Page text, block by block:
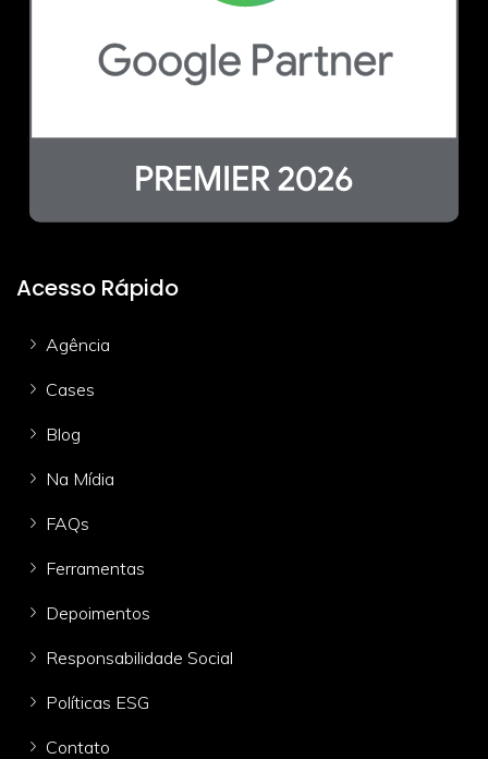
Acesso Rápido
Agência
Cases
Blog
Na Mídia
FAQs
Ferramentas
Depoimentos
Responsabilidade Social
Políticas ESG
Contato